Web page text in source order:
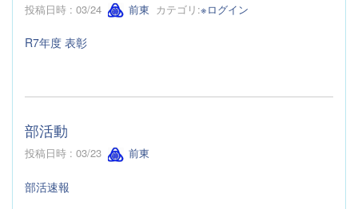
投稿日時 : 03/24 前東 カテゴリ:※ログイン
R7年度 表彰
部活動
投稿日時 : 03/23 前東
部活速報